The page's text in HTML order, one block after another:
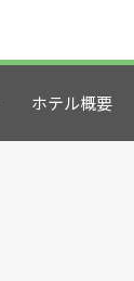
ホテル概要